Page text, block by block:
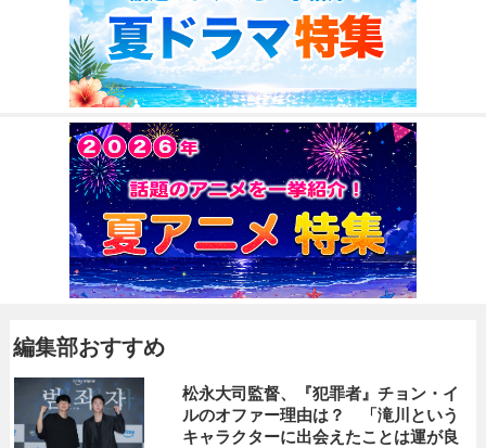
編集部おすすめ
松永大司監督、『犯罪者』チョン・イ
ルのオファー理由は？ 「滝川という
キャラクターに出会えたことは運が良